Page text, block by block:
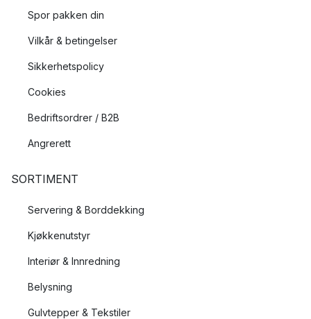
Spor pakken din
Vilkår & betingelser
Sikkerhetspolicy
Cookies
Bedriftsordrer / B2B
Angrerett
SORTIMENT
Servering & Borddekking
Kjøkkenutstyr
Interiør & Innredning
Belysning
Gulvtepper & Tekstiler